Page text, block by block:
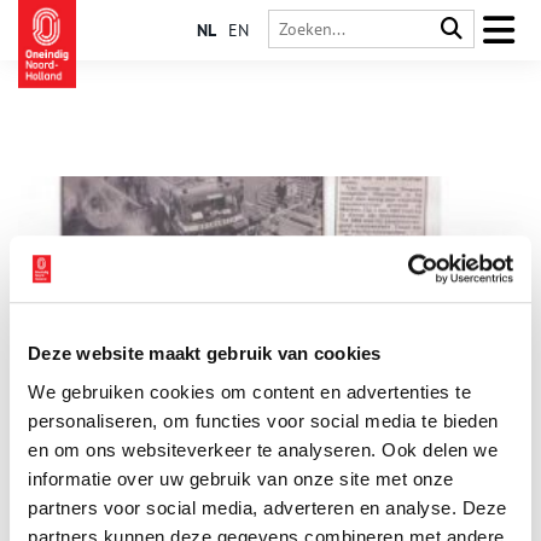
Deze website maakt gebruik van cookies
We gebruiken cookies om content en advertenties te
personaliseren, om functies voor social media te bieden
en om ons websiteverkeer te analyseren. Ook delen we
informatie over uw gebruik van onze site met onze
partners voor social media, adverteren en analyse. Deze
partners kunnen deze gegevens combineren met andere
NL EN
Voor 1950 was de brandweer van Marken een plichtbrandweer
die bestond uit weerbare mannen die niet in militaire dienst
waren en daarom op het eiland moesten werken. Wie geen
interesse had kon zich afkopen door storting van van 25
gulden in de gemeentekas. Wanneer deze plicht werd ingesteld
kon men in de stukken niet meer terug vinden. Deze
brandweer kwam eenmaal per jaar bijeen en ontving daar